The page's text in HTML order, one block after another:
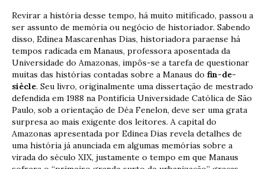
Revirar a história desse tempo, há muito mitificado, passou a
ser assunto de memória ou negócio de historiador. Sabendo
disso, Edinea Mascarenhas Dias, historiadora paraense há
tempos radicada em Manaus, professora aposentada da
Universidade do Amazonas, impôs-se a tarefa de questionar
muitas das histórias contadas sobre a Manaus do fin-de-
siècle. Seu livro, originalmente uma dissertação de mestrado
defendida em 1988 na Pontifícia Universidade Católica de São
Paulo, sob a orientação de Déa Fenelon, deve ser uma grata
surpresa ao mais exigente dos leitores. A capital do
Amazonas apresentada por Edinea Dias revela detalhes de
uma história já anunciada em algumas memórias sobre a
virada do século XIX, justamente o tempo em que Manaus